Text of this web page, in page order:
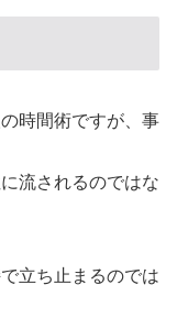
時間術ですが、事
流されるのではな
立ち止まるのでは